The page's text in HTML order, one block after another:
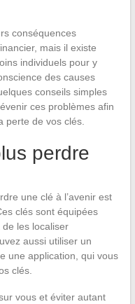
conséquences
mais il existe
individuels pour y
des causes
conseils simples
ces problèmes afin
perte de vos clés.
perdre
une clé à l’avenir est
clés sont équipées
les localiser
aussi utiliser un
une application, qui vous
clés.
vous et éviter autant